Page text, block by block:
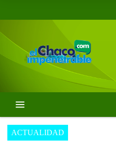
ACTUALIDAD